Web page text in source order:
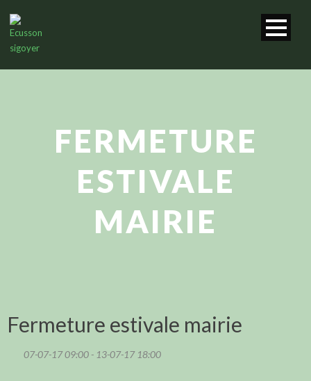
FERMETURE
ESTIVALE
MAIRIE
Fermeture estivale mairie
07-07-17 09:00 - 13-07-17 18:00